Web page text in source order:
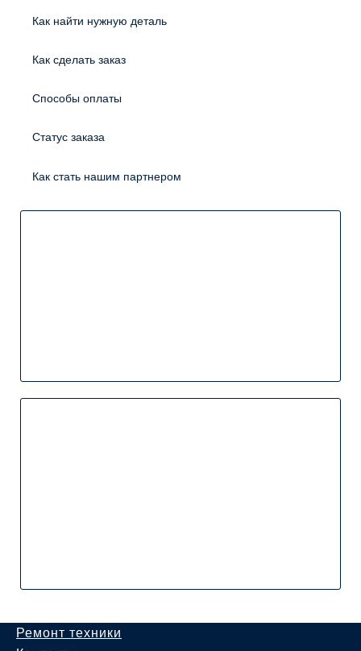
Как найти нужную деталь
Как сделать заказ
Способы оплаты
Статус заказа
Как стать нашим партнером
Ремонт техники